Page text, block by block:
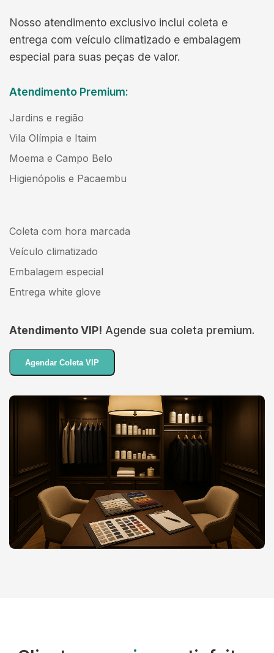
Nosso atendimento exclusivo inclui coleta e
entrega com veículo climatizado e embalagem
especial para suas peças de valor.
Atendimento Premium:
Jardins e região
Vila Olímpia e Itaim
Moema e Campo Belo
Higienópolis e Pacaembu
Coleta com hora marcada
Veículo climatizado
Embalagem especial
Entrega white glove
Atendimento VIP! Agende sua coleta premium.
Agendar Coleta VIP